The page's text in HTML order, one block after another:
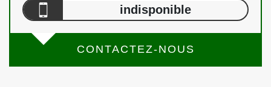
indisponible
CONTACTEZ-NOUS